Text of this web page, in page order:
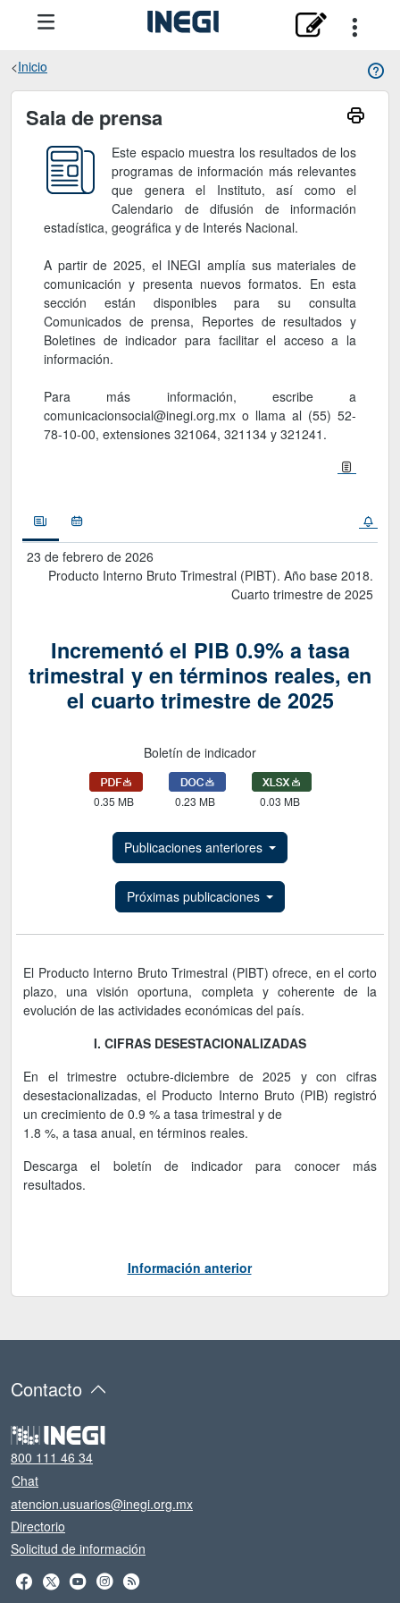
Inicio
Sala de prensa
Sala de prensa
Este espacio muestra los resultados de los
programas de información más relevantes
que genera el Instituto, así como el
Calendario de difusión de información
estadística, geográfica y de Interés Nacional.
A partir de 2025, el INEGI amplía sus materiales de
comunicación y presenta nuevos formatos. En esta
sección están disponibles para su consulta
Comunicados de prensa, Reportes de resultados y
Boletines de indicador para facilitar el acceso a la
información.
Para más información, escribe a
comunicacionsocial@inegi.org.mx o llama al (55) 52-
78-10-00, extensiones 321064, 321134 y 321241.
NoticiasCalendario
23 de febrero de 2026
Producto Interno Bruto Trimestral (PIBT). Año base 2018.
Cuarto trimestre de 2025
Incrementó el PIB 0.9% a tasa
trimestral y en términos reales, en
el cuarto trimestre de 2025
Boletín de indicador
0.35 MB 0.23 MB 0.03 MB
Publicaciones anteriores
Próximas publicaciones
El Producto Interno Bruto Trimestral (PIBT) ofrece, en el corto
plazo, una visión oportuna, completa y coherente de la
evolución de las actividades económicas del país.
I. CIFRAS DESESTACIONALIZADAS
En el trimestre octubre-diciembre de 2025 y con cifras
desestacionalizadas, el Producto Interno Bruto (PIB) registró
un crecimiento de 0.9 % a tasa trimestral y de
1.8 %, a tasa anual, en términos reales.
Descarga el boletín de indicador para conocer más
resultados.
Información anterior
Contacto
800 111 46 34
Chat
atencion.usuarios@inegi.org.mx
Directorio
Solicitud de información